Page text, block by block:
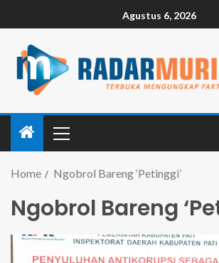
Agustus 6, 2026
Home Ngobrol Bareng ‘Petinggi’
Ngobrol Bareng